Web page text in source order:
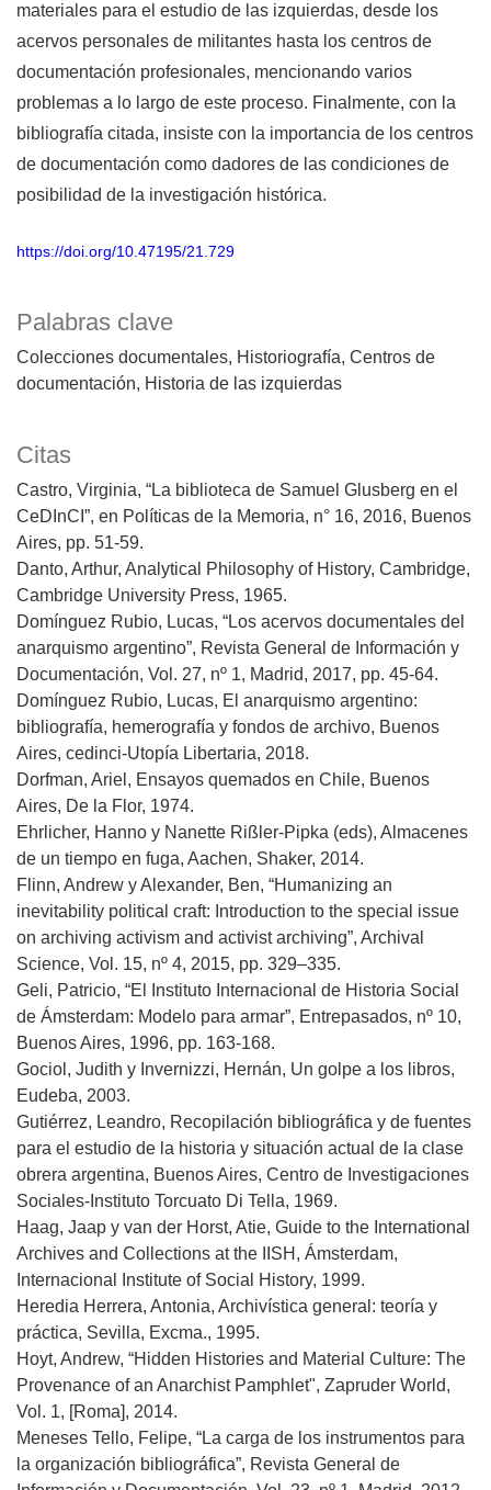
Palabras clave
Colecciones documentales Historiografía Centros de
documentación
Historia de las izquierdas
materiales para el estudio de las izquierdas, desde los
acervos personales de militantes hasta los centros de
documentación profesionales, mencionando varios
problemas a lo largo de este proceso. Finalmente, con la
bibliografía citada, insiste con la importancia de los centros
de documentación como dadores de las condiciones de
posibilidad de la investigación histórica.
https://doi.org/10.47195/21.729
Citas
Castro, Virginia, “La biblioteca de Samuel Glusberg en el
CeDInCI”, en Políticas de la Memoria, n° 16, 2016, Buenos
Aires, pp. 51-59.
Danto, Arthur, Analytical Philosophy of History, Cambridge,
Cambridge University Press, 1965.
Domínguez Rubio, Lucas, “Los acervos documentales del
anarquismo argentino”, Revista General de Información y
Documentación, Vol. 27, nº 1, Madrid, 2017, pp. 45-64.
Domínguez Rubio, Lucas, El anarquismo argentino:
bibliografía, hemerografía y fondos de archivo, Buenos
Aires, cedinci-Utopía Libertaria, 2018.
Dorfman, Ariel, Ensayos quemados en Chile, Buenos
Aires, De la Flor, 1974.
Ehrlicher, Hanno y Nanette Rißler-Pipka (eds), Almacenes
de un tiempo en fuga, Aachen, Shaker, 2014.
Flinn, Andrew y Alexander, Ben, “Humanizing an
inevitability political craft: Introduction to the special issue
on archiving activism and activist archiving”, Archival
Science, Vol. 15, nº 4, 2015, pp. 329–335.
Geli, Patricio, “El Instituto Internacional de Historia Social
de Ámsterdam: Modelo para armar”, Entrepasados, nº 10,
Buenos Aires, 1996, pp. 163-168.
Gociol, Judith y Invernizzi, Hernán, Un golpe a los libros,
Eudeba, 2003.
Gutiérrez, Leandro, Recopilación bibliográfica y de fuentes
para el estudio de la historia y situación actual de la clase
obrera argentina, Buenos Aires, Centro de Investigaciones
Sociales-Instituto Torcuato Di Tella, 1969.
Haag, Jaap y van der Horst, Atie, Guide to the International
Archives and Collections at the IISH, Ámsterdam,
Internacional Institute of Social History, 1999.
Heredia Herrera, Antonia, Archivística general: teoría y
práctica, Sevilla, Excma., 1995.
Hoyt, Andrew, “Hidden Histories and Material Culture: The
Provenance of an Anarchist Pamphlet", Zapruder World,
Vol. 1, [Roma], 2014.
Meneses Tello, Felipe, “La carga de los instrumentos para
la organización bibliográfica”, Revista General de